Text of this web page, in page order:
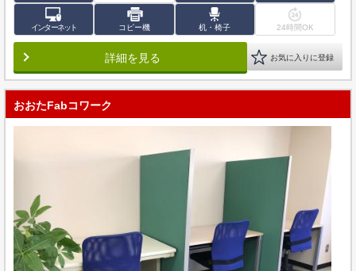
インターネット コピー機 机・椅子 24時間OK
詳細を見る お気に入りに登録
おおたFabコワーク